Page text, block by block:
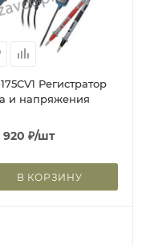
Регистратор
и напряжения
₽/шт
В КОРЗИНУ